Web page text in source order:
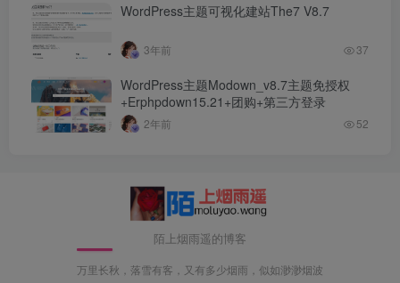
WordPress主题可视化建站The7 V8.7
3年前 37
WordPress主题Modown_v8.7主题免授权
+Erphpdown15.21+团购+第三方登录
2年前 52
陌上烟雨遥的博客
万里长秋，落雪有客，又有多少烟雨，似如渺渺烟波